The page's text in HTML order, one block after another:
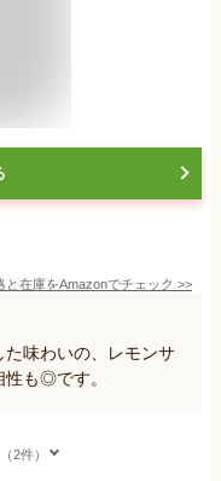
と在庫をAmazonでチェック >>
た味わいの、レモンサ
も◎です。
2件）